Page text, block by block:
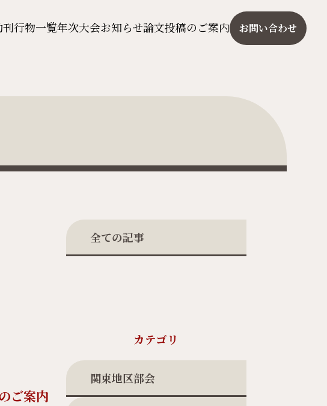
刊行物一覧年次大会お知らせ論文投稿のご案内 お問い合わせ
全ての記事
カテゴリ
関東地区部会
ご案内